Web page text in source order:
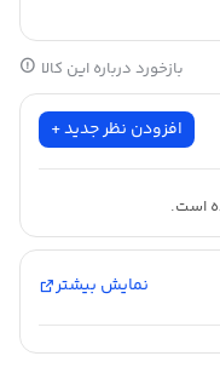
از این محصول باشید
استفاده شود
بازخورد درباره این کالا
افزودن نظر جدید +
است.
نمایش بیشتر